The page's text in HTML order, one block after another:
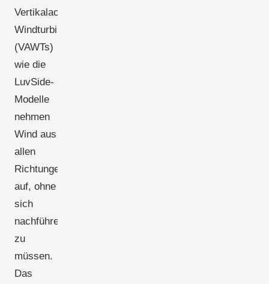
Vertikalachsen-
Windturbinen
(VAWTs)
wie die
LuvSide-
Modelle
nehmen
Wind aus
allen
Richtungen
auf, ohne
sich
nachführen
zu
müssen.
Das